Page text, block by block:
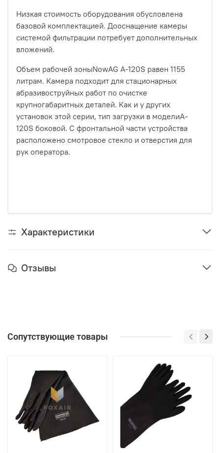
Низкая стоимость оборудования обусловлена
базовой комплектацией. Дооснащение камеры
системой фильтрации потребует дополнительных
вложений.
Объем рабочей зоныNowAG A-120S равен 1155
литрам. Камера подходит для стационарных
абразивоструйных работ по очистке
крупногабаритных деталей. Как и у других
установок этой серии, тип загрузки в моделиA-
120S боковой. С фронтальной части устройства
расположено смотровое стекло и отверстия для
рук оператора.
Характеристики
Отзывы
Сопутствующие товары